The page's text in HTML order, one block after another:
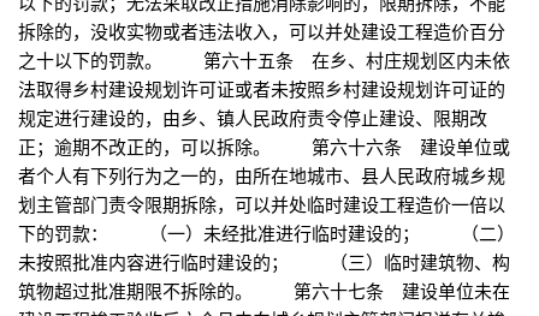
拆除的，没收实物或者违法收入，可以并处建设工程造价百分
之十以下的罚款。 第六十五条 在乡、村庄规划区内未依
法取得乡村建设规划许可证或者未按照乡村建设规划许可证的
规定进行建设的，由乡、镇人民政府责令停止建设、限期改
正；逾期不改正的，可以拆除。 第六十六条 建设单位或
者个人有下列行为之一的，由所在地城市、县人民政府城乡规
划主管部门责令限期拆除，可以并处临时建设工程造价一倍以
下的罚款： （一）未经批准进行临时建设的； （二）
未按照批准内容进行临时建设的； （三）临时建筑物、构
筑物超过批准期限不拆除的。 第六十七条 建设单位未在